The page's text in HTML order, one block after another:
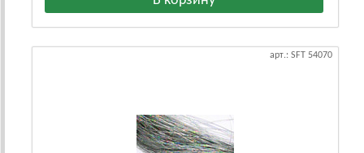
арт.: SFT 54070